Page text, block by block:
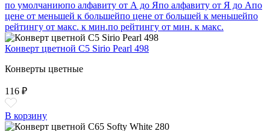
по умолчаниюпо алфавиту от А до Япо алфавиту от Я до Апо
цене от меньшей к большейпо цене от большей к меньшейпо
рейтингу от макс. к мин.по рейтингу от мин. к макс.
Конверт цветной С5 Sirio Pearl 498
Конверты цветные
116 ₽
В корзину